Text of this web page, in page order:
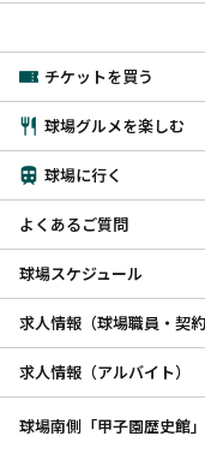
チケットを買う
球場グルメを楽しむ
球場に行く
よくあるご質問
球場スケジュール
求人情報（球場職員・契約
求人情報（アルバイト）
球場南側「甲子園歴史館